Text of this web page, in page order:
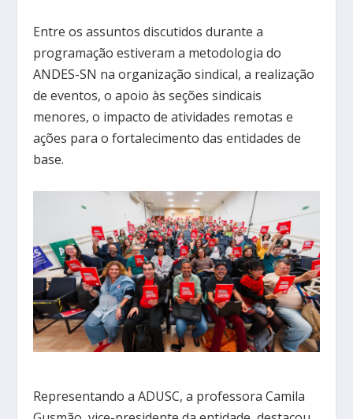
Entre os assuntos discutidos durante a
programação estiveram a metodologia do
ANDES-SN na organização sindical, a realização
de eventos, o apoio às seções sindicais
menores, o impacto de atividades remotas e
ações para o fortalecimento das entidades de
base.
Representando a ADUSC, a professora Camila